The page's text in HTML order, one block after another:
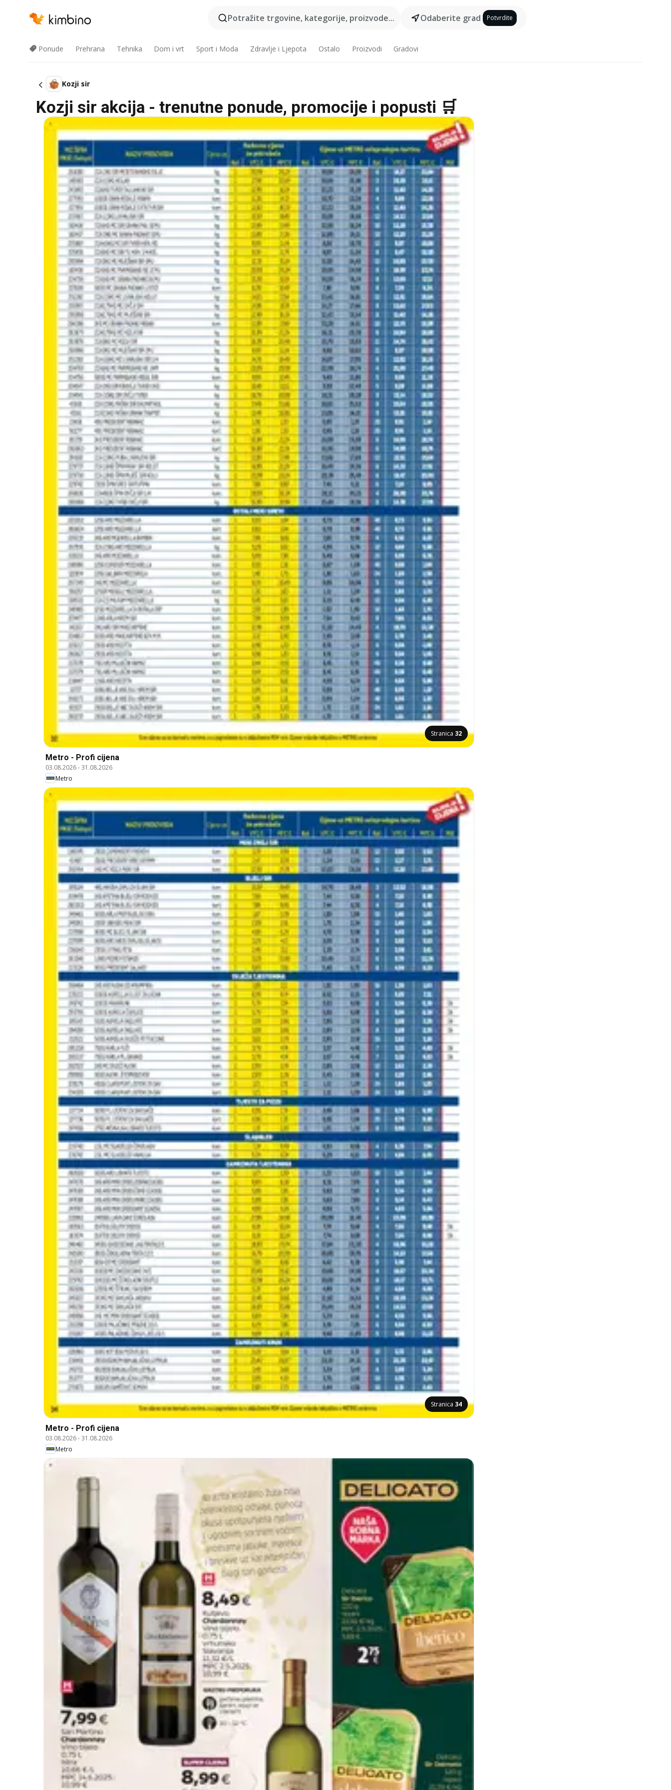
Potražite trgovine, kategorije, proizvode... Odaberite grad Potvrdite
Ponude Prehrana Tehnika Dom i vrt Sport i Moda Zdravlje i Ljepota Ostalo Proizvodi Gradovi
Kozji sir
Kozji sir akcija - trenutne ponude, promocije i popusti 🛒
Stranica 32
Metro - Profi cijena
03.08.2026-31.08.2026
Metro
Stranica 34
Metro - Profi cijena
03.08.2026-31.08.2026
Metro